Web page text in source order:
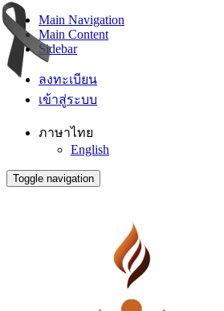
Main Navigation
Main Content
Sidebar
ลงทะเบียน
เข้าสู่ระบบ
ภาษาไทย
English
Toggle navigation